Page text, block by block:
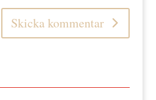
Skicka kommentar